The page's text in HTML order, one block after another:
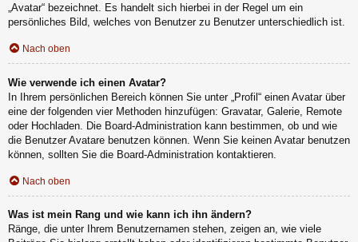
„Avatar“ bezeichnet. Es handelt sich hierbei in der Regel um ein
persönliches Bild, welches von Benutzer zu Benutzer unterschiedlich ist.
Nach oben
Wie verwende ich einen Avatar?
In Ihrem persönlichen Bereich können Sie unter „Profil“ einen Avatar über
eine der folgenden vier Methoden hinzufügen: Gravatar, Galerie, Remote
oder Hochladen. Die Board-Administration kann bestimmen, ob und wie
die Benutzer Avatare benutzen können. Wenn Sie keinen Avatar benutzen
können, sollten Sie die Board-Administration kontaktieren.
Nach oben
Was ist mein Rang und wie kann ich ihn ändern?
Ränge, die unter Ihrem Benutzernamen stehen, zeigen an, wie viele